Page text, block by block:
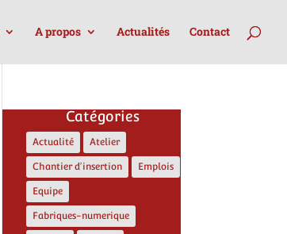
A propos Actualités Contact
Catégories
Actualité Atelier
Chantier d'insertion Emplois
Equipe
Fabriques-numerique